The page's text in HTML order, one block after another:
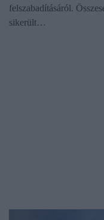
felszabadításáról.
sikerült…